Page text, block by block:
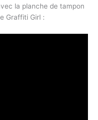
la planche de tampon
Graffiti Girl :